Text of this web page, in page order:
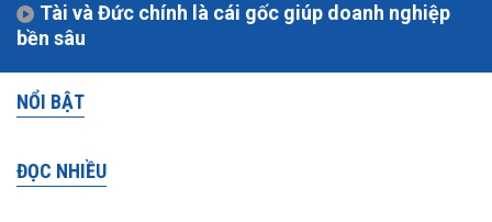
Tài và Đức chính là cái gốc giúp doanh nghiệp
bền sâu
NỔI BẬT
ĐỌC NHIỀU